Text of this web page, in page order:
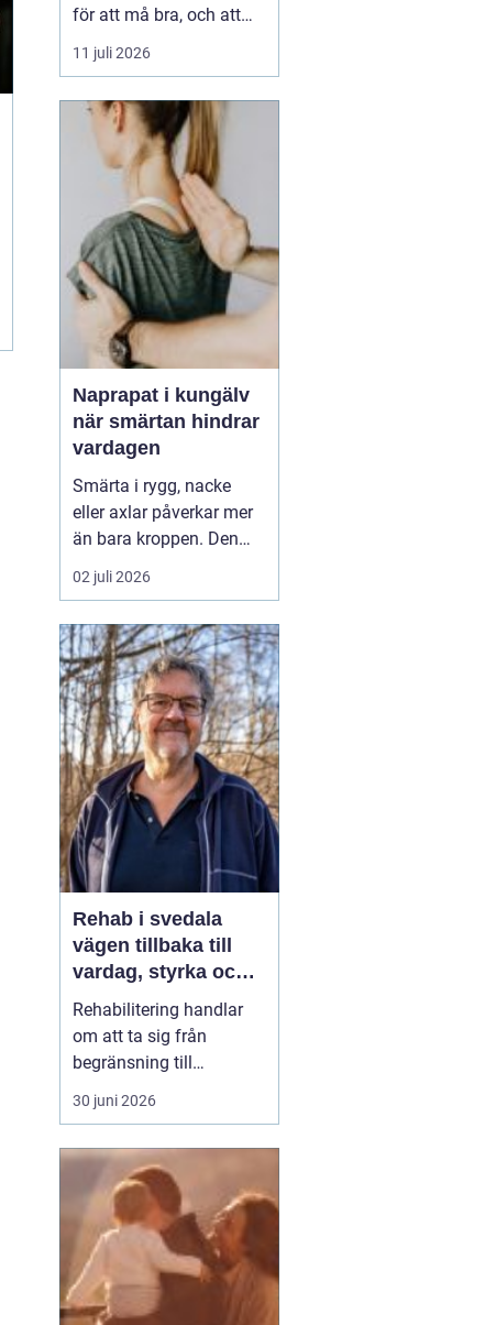
för att må bra, och att
unna sig professionell
fotvård kan vara en
invånarna i Helsingborg
finns möjligheten att
njuta av fotvård som
kombinerar både
behandling och
avkoppling, vilket s...
11 juli 2026
Naprapat i kungälv
när smärtan hindrar
vardagen
Smärta i rygg, nacke
eller axlar påverkar mer
än bara kroppen. Den
kan störa sömnen, göra
det svårt att koncentrera
energin från allt som
annars brukar kännas
roligt. Många vänjer sig
successivt vid värken
och tänker att den går ...
02 juli 2026
Rehab i svedala
vägen tillbaka till
vardag, styrka och
balans
Rehabilitering handlar
om att ta sig från
begränsning till
möjligheter. Efter en
skada, sjukdom eller
kroppen kännas
främmande och
vardagen tung. Med rätt
stöd inom rehab Svedala
k...
30 juni 2026